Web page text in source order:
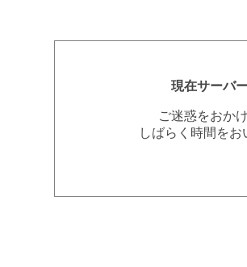
現在サーバ
ご迷惑をおか
しばらく時間を